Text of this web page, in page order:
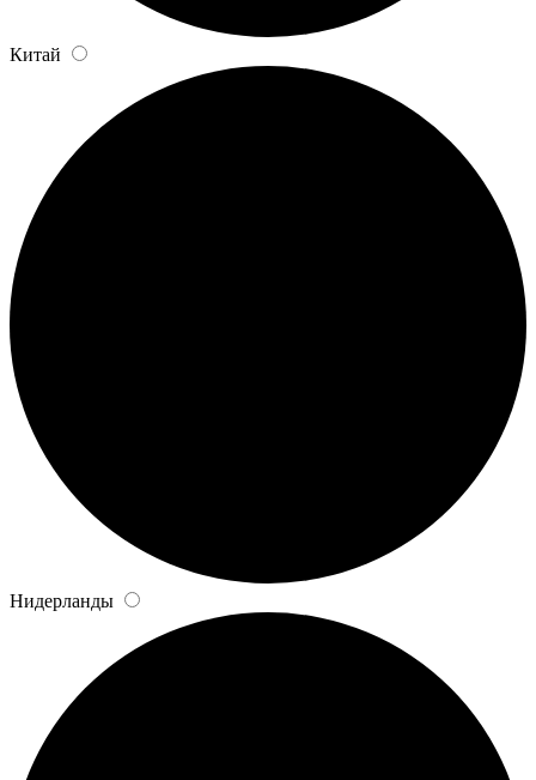
Китай
Нидерланды